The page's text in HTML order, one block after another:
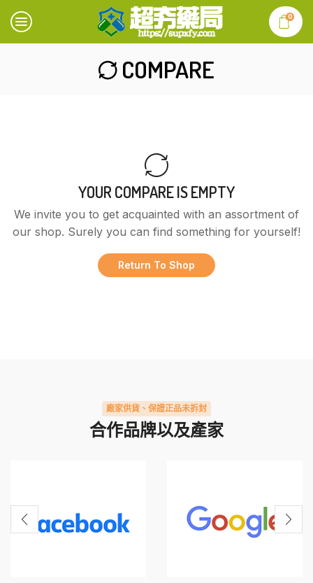
0
COMPARE
YOUR COMPARE IS EMPTY
We invite you to get acquainted with an assortment of
our shop. Surely you can find something for yourself!
Return To Shop
廠家供貨、保證正品未拆封
合作品牌以及產家